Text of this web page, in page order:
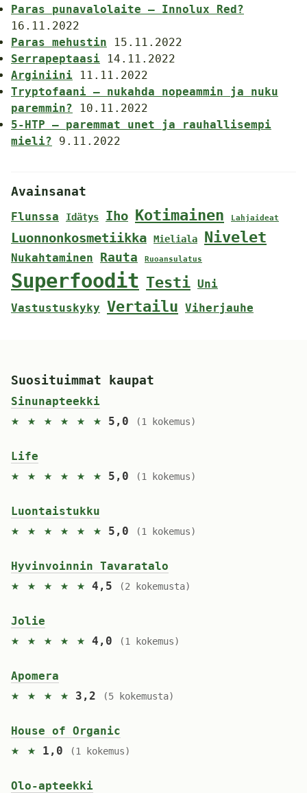
Paras punavalolaite – Innolux Red?
16.11.2022
Paras mehustin
15.11.2022
Serrapeptaasi
14.11.2022
Arginiini
11.11.2022
Tryptofaani – nukahda nopeammin ja nuku
paremmin?
10.11.2022
5-HTP – paremmat unet ja rauhallisempi
mieli?
9.11.2022
Avainsanat
Flunssa Idätys Iho Kotimainen Lahjaideat
Luonnonkosmetiikka Mieliala Nivelet
Nukahtaminen Rauta Ruoansulatus
Superfoodit Testi Uni
Vastustuskyky Vertailu Viherjauhe
Suosituimmat kaupat
Sinunapteekki
★ ★ ★ ★ ★ ★ 5,0 (1 kokemus)
Life
★ ★ ★ ★ ★ ★ 5,0 (1 kokemus)
Luontaistukku
★ ★ ★ ★ ★ ★ 5,0 (1 kokemus)
Hyvinvoinnin Tavaratalo
★ ★ ★ ★ ★ 4,5 (2 kokemusta)
Jolie
★ ★ ★ ★ ★ 4,0 (1 kokemus)
Apomera
★ ★ ★ ★ 3,2 (5 kokemusta)
House of Organic
★ ★ 1,0 (1 kokemus)
Olo-apteekki